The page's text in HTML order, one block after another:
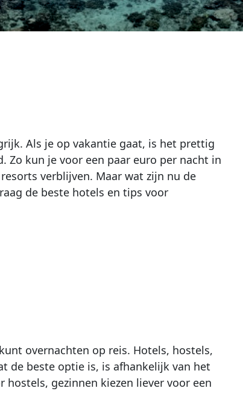
Als je op vakantie gaat, is het prettig
kun je voor een paar euro per nacht in
verblijven. Maar wat zijn nu de
de beste hotels en tips voor
overnachten op reis. Hotels, hostels,
de beste optie is, is afhankelijk van het
gezinnen kiezen liever voor een